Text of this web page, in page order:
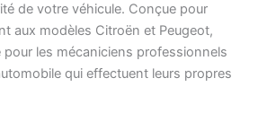
de votre véhicule. Conçue pour
aux modèles Citroën et Peugeot,
pour les mécaniciens professionnels
qui effectuent leurs propres